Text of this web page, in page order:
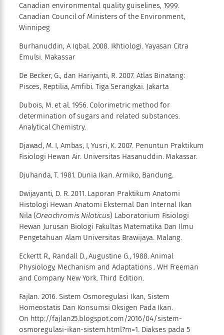
Canadian environmental quality guiselines, 1999.
Canadian Council of Ministers of the Environment,
Winnipeg
Burhanuddin, A Iqbal. 2008. Ikhtiologi. Yayasan Citra
Emulsi. Makassar
De Becker, G., dan Hariyanti, R. 2007. Atlas Binatang:
Pisces, Reptilia, Amfibi. Tiga Serangkai. Jakarta
Dubois, M. et al. 1956. Colorimetric method for
determination of sugars and related substances.
Analytical Chemistry.
Djawad, M. I, Ambas, I, Yusri, K. 2007. Penuntun Praktikum
Fisiologi Hewan Air. Universitas Hasanuddin. Makassar.
Djuhanda, T. 1981. Dunia Ikan. Armiko, Bandung.
Dwijayanti, D. R. 2011. Laporan Praktikum Anatomi
Histologi Hewan Anatomi Eksternal Dan Internal Ikan
Nila (Oreochromis Niloticus) Laboratorium Fisiologi
Hewan Jurusan Biologi Fakultas Matematika Dan Ilmu
Pengetahuan Alam Universitas Brawijaya. Malang.
Eckertt R., Randall D., Augustine G., 1988. Animal
Physiology, Mechanism and Adaptations . WH Freeman
and Company New York. Third Edition.
Fajlan. 2016. Sistem Osmoregulasi Ikan, Sistem
Homeostatis Dan Konsumsi Oksigen Pada Ikan.
On http://fajlan25.blogspot.com/2016/04/sistem-
osmoregulasi-ikan-sistem.html?m=1. Diakses pada 5